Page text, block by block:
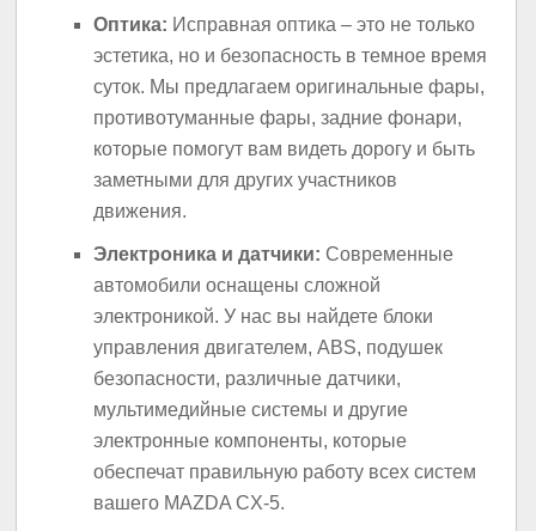
Оптика: Исправная оптика – это не только
эстетика, но и безопасность в темное время
суток. Мы предлагаем оригинальные фары,
противотуманные фары, задние фонари,
которые помогут вам видеть дорогу и быть
заметными для других участников
движения.
Электроника и датчики: Современные
автомобили оснащены сложной
электроникой. У нас вы найдете блоки
управления двигателем, ABS, подушек
безопасности, различные датчики,
мультимедийные системы и другие
электронные компоненты, которые
обеспечат правильную работу всех систем
вашего MAZDA CX-5.